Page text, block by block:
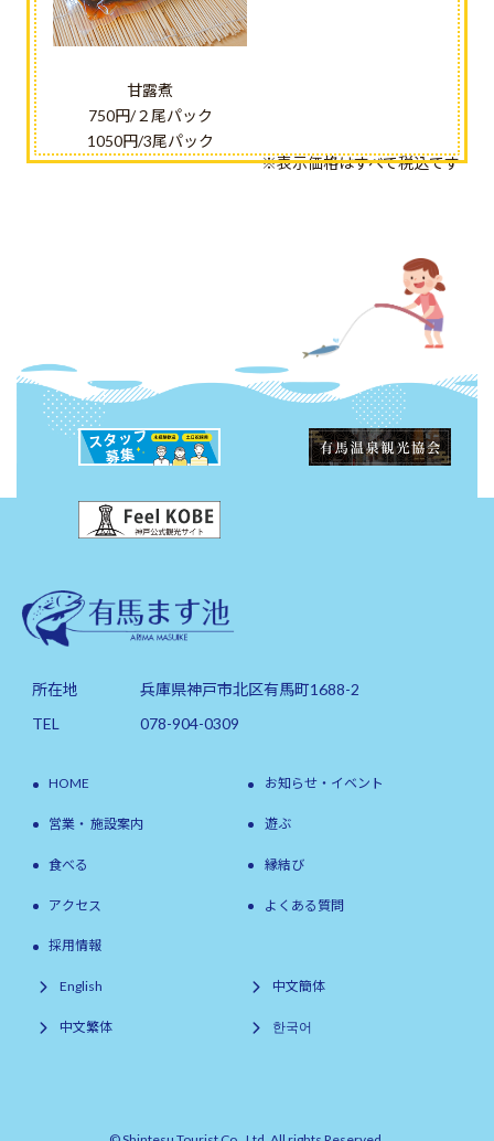
甘露煮
750円/２尾パック
1050円/3尾パック
※表示価格はすべて税込です
所在地
兵庫県神戸市北区有馬町1688-2
TEL
078-904-0309
HOME お知らせ・イベント
営業・ 施設案内 遊ぶ
食べる 縁結び
アクセス よくある質問
採用情報
English 中文簡体
中文繁体 한국어